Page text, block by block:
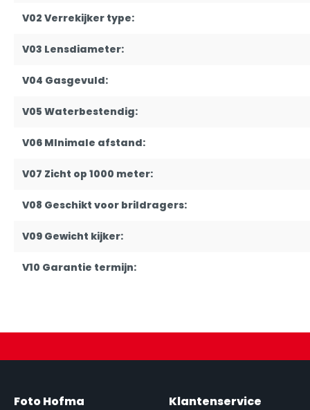
V02 Verrekijker type:
V03 Lensdiameter:
V04 Gasgevuld:
V05 Waterbestendig:
V06 MInimale afstand:
V07 Zicht op 1000 meter:
V08 Geschikt voor brildragers:
V09 Gewicht kijker:
V10 Garantie termijn:
Foto Hofma Klantenservice